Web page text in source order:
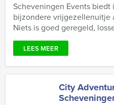
Scheveningen Events
bijzondere vrijgezellenuitje
Niets is goed geregeld,
LEES MEER
City